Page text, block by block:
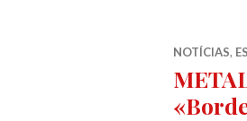
NOTÍCIAS,